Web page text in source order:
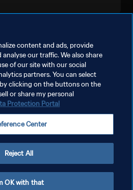
PER I COOKIES
riservati.
content and ads, provide
our traffic. We also share
of our site with our social
partners. You can select
clicking on the buttons on the
or share my personal
Protection Portal
Center
Reject All
OK with that